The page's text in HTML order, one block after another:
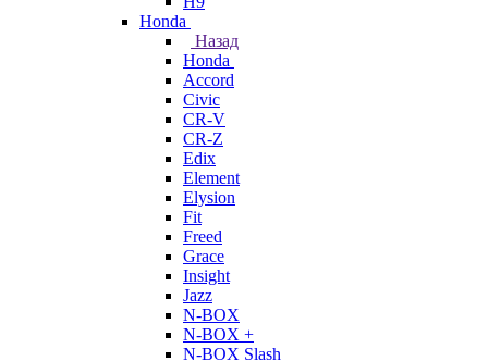
Honda
Назад
Honda
Accord
Civic
CR-V
CR-Z
Edix
Element
Elysion
Fit
Freed
Grace
Insight
Jazz
N-BOX
N-BOX +
N-BOX Slash